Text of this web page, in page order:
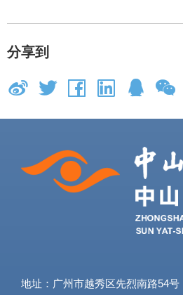
分享到
地址：广州市越秀区先烈南路54号